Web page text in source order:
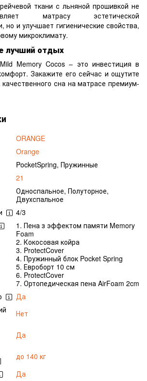
ткани с льняной прошивкой не
матрасу эстетической
но и улучшает гигиенические свойства,
микроклимату.
лучший отдых
Memory Cocos – это инвестиция в
Закажите его сейчас и ощутите
сна на матрасе премиум-
ORANGE
Orange
PocketSpring, Пружинные
21
Односпальное, Полуторное,
Двухспальное
4/3
1. Пена з эффектом памяти Memory
Foam
2. Кокосовая койра
3. ProtectCover
4. Пружинный блок Pocket Spring
5. Евроборт 10 см
6. ProtectCover
7. Ортопедическая пена AirFoam 2cm
Да
Нет
Да
до 140 кг
Да